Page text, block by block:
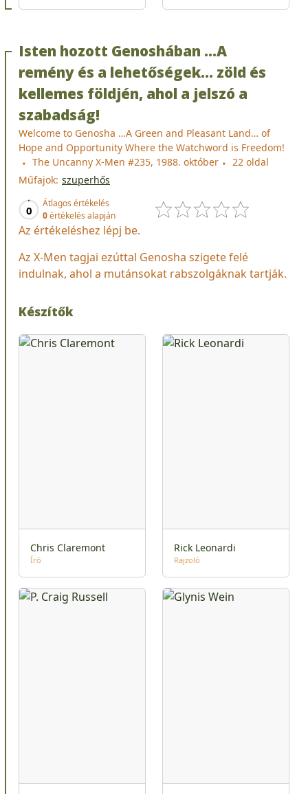
Isten hozott Genoshában …A
remény és a lehetőségek… zöld és
kellemes földjén, ahol a jelszó a
szabadság!
Welcome to Genosha …A Green and Pleasant Land… of
Hope and Opportunity Where the Watchword is Freedom!
The Uncanny X-Men #235, 1988. október
22 oldal
Műfajok: szuperhős
0
Átlagos értékelés
0értékelés alapján
Az értékeléshez lépj be.
Az X-Men tagjai ezúttal Genosha szigete felé
indulnak, ahol a mutánsokat rabszolgáknak tartják.
Készítők
Chris Claremont
Író
Rick Leonardi
Rajzoló